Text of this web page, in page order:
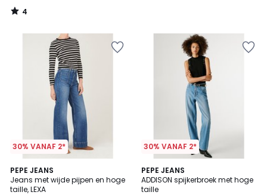
4
/
30% VANAF 2*
PEPE JEANS
Jeans met wijde pijpen en hoge
taille, LEXA
30% VANAF 2*
PEPE JEANS
ADDISON spijkerbroek met hoge
taille
4
/
5